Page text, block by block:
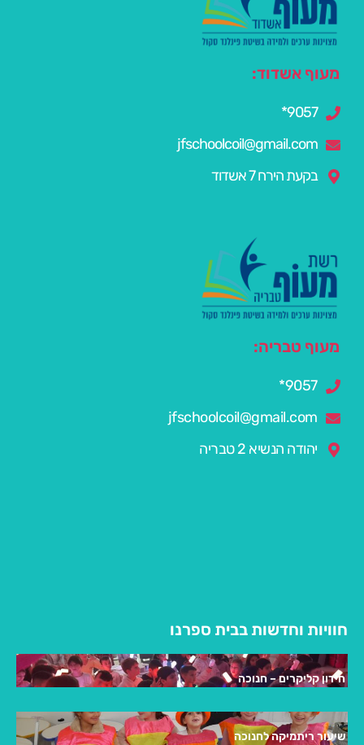
מעוף אשדוד:
9057*
jfschoolcoil@gmail.com
בקעת הירח 7 אשדוד
מעוף טבריה:
9057*
jfschoolcoil@gmail.com
יהודה הנשיא 2 טבריה
חוויות וחדשות בבית ספרנו
חידון קליקרים – חנוכה
שיעור ריתמיקה לחנוכה